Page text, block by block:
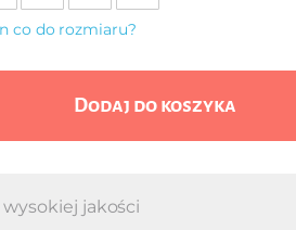
co do rozmiaru?
Dodaj do koszyka
jakości